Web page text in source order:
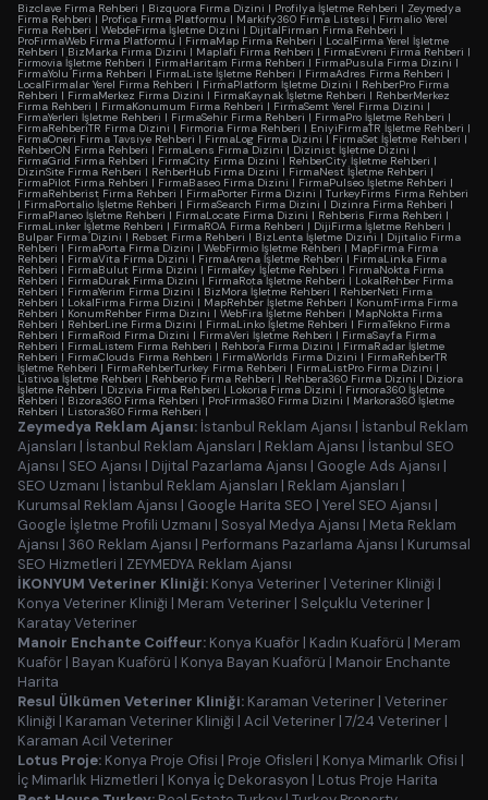
Bizclave Firma Rehberi | Bizquora Firma Dizini | Profilya İşletme Rehberi | Zeymedya
Firma Rehberi | Profica Firma Platformu | Markify360 Firma Listesi | Firmalio Yerel
Firma Rehberi | WebdeFirma İşletme Dizini | DijitalFirman Firma Rehberi |
ProFirmaWeb Firma Platformu | FirmaMap Firma Rehberi | LocalFirma Yerel İşletme
Rehberi | BizMarka Firma Dizini | Maplafi Firma Rehberi | FirmaEvreni Firma Rehberi |
Firmovia İşletme Rehberi | FirmaHaritam Firma Rehberi | FirmaPusula Firma Dizini |
FirmaYolu Firma Rehberi | FirmaListe İşletme Rehberi | FirmaAdres Firma Rehberi |
LocalFirmalar Yerel Firma Rehberi | FirmaPlatform İşletme Dizini | RehberPro Firma
Rehberi | FirmaMerkez Firma Dizini | FirmaKaynak İşletme Rehberi | RehberMerkez
Firma Rehberi | FirmaKonumum Firma Rehberi | FirmaSemt Yerel Firma Dizini |
FirmaYerleri İşletme Rehberi | FirmaSehir Firma Rehberi | FirmaPro İşletme Rehberi |
FirmaRehberiTR Firma Dizini | Firmoria Firma Rehberi | EniyiFirmaTR İşletme Rehberi |
FirmaOneri Firma Tavsiye Rehberi | FirmaLog Firma Dizini |FirmaSet İşletme Rehberi |
RehberON Firma Rehberi | FirmaLens Firma Dizini | Dizinist İşletme Dizini |
FirmaGrid Firma Rehberi | FirmaCity Firma Dizini | RehberCity İşletme Rehberi |
DizinSite Firma Rehberi | RehberHub Firma Dizini | FirmaNest İşletme Rehberi |
FirmaPilot Firma Rehberi | FirmaBaseo Firma Dizini | FirmaPulseo İşletme Rehberi |
FirmaRehberist Firma Rehberi | FirmaPorter Firma Dizini | TurkeyFirms Firma Rehberi
| FirmaPortalio İşletme Rehberi | FirmaSearch Firma Dizini | Dizinra Firma Rehberi |
FirmaPlaneo İşletme Rehberi | FirmaLocate Firma Dizini | Rehberis Firma Rehberi |
FirmaLinker İşletme Rehberi | FirmaROA Firma Rehberi | DijiFirma İşletme Rehberi |
Bulpar Firma Dizini | Rebset Firma Rehberi | BizLenta İşletme Dizini | Dijitalio Firma
Rehberi | FirmaPorta Firma Dizini | WebFirmio İşletme Rehberi | MapFirma Firma
Rehberi | FirmaVita Firma Dizini | FirmaArena İşletme Rehberi | FirmaLinka Firma
Rehberi | FirmaBulut Firma Dizini | FirmaKey İşletme Rehberi | FirmaNokta Firma
Rehberi | FirmaDurak Firma Dizini | FirmaRota İşletme Rehberi | LokalRehber Firma
Rehberi | FirmaYerim Firma Dizini | BizMora İşletme Rehberi | RehberNeti Firma
Rehberi | LokalFirma Firma Dizini | MapRehber İşletme Rehberi | KonumFirma Firma
Rehberi | KonumRehber Firma Dizini | WebFira İşletme Rehberi | MapNokta Firma
Rehberi | RehberLine Firma Dizini | FirmaLinko İşletme Rehberi | FirmaTekno Firma
Rehberi | FirmaRoid Firma Dizini | FirmaVeri İşletme Rehberi | FirmaSayfa Firma
Rehberi | FirmaListem Firma Rehberi | Rehbora Firma Dizini | FirmaRadar İşletme
Rehberi | FirmaClouds Firma Rehberi | FirmaWorlds Firma Dizini | FirmaRehberTR
İşletme Rehberi | FirmaRehberTurkey Firma Rehberi | FirmaListPro Firma Dizini |
Listivoa İşletme Rehberi | Rehberio Firma Rehberi | Rehbera360 Firma Dizini | Diziora
İşletme Rehberi | Dizivia Firma Rehberi | Lokoria Firma Dizini | Firmora360 İşletme
Rehberi | Bizora360 Firma Rehberi | ProFirma360 Firma Dizini | Markora360 İşletme
Rehberi | Listora360 Firma Rehberi |
Zeymedya Reklam Ajansı: İstanbul Reklam Ajansı | İstanbul Reklam
Ajansları | İstanbul Reklam Ajansları | Reklam Ajansı | İstanbul SEO
Ajansı | SEO Ajansı | Dijital Pazarlama Ajansı | Google Ads Ajansı |
SEO Uzmanı | İstanbul Reklam Ajansları | Reklam Ajansları |
Kurumsal Reklam Ajansı | Google Harita SEO | Yerel SEO Ajansı |
Google İşletme Profili Uzmanı | Sosyal Medya Ajansı | Meta Reklam
Ajansı | 360 Reklam Ajansı | Performans Pazarlama Ajansı | Kurumsal
SEO Hizmetleri | ZEYMEDYA Reklam Ajansı
İKONYUM Veteriner Kliniği: Konya Veteriner | Veteriner Kliniği |
Konya Veteriner Kliniği | Meram Veteriner | Selçuklu Veteriner |
Karatay Veteriner
Manoir Enchante Coiffeur: Konya Kuaför | Kadın Kuaförü | Meram
Kuaför | Bayan Kuaförü | Konya Bayan Kuaförü | Manoir Enchante
Harita
Resul Ülkümen Veteriner Kliniği: Karaman Veteriner | Veteriner
Kliniği | Karaman Veteriner Kliniği | Acil Veteriner | 7/24 Veteriner |
Karaman Acil Veteriner
Lotus Proje: Konya Proje Ofisi | Proje Ofisleri | Konya Mimarlık Ofisi |
İç Mimarlık Hizmetleri | Konya İç Dekorasyon | Lotus Proje Harita